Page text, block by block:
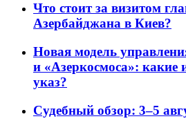
Что стоит за визитом
Азербайджана в Киев?
Новая модель
и «Азеркосмоса»: какие
указ?
Судебный обзор: 3–5